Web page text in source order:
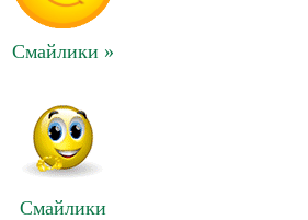
Смайлики »
Смайлики